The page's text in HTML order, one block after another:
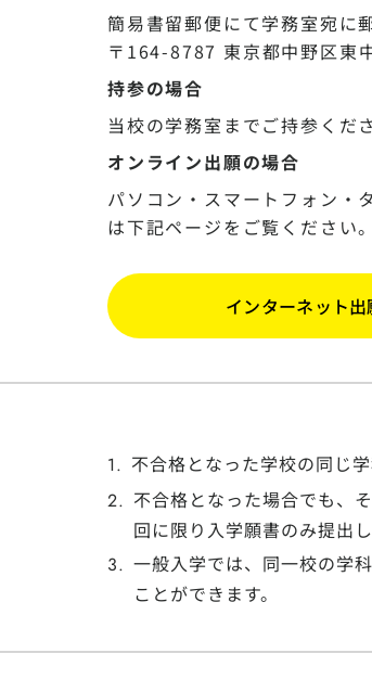
簡易書留郵便にて学務室宛に
〒164-8787 東京都中野区東
持参の場合
当校の学務室までご持参くださ
オンライン出願の場合
パソコン・スマートフォン・
は下記ページをご覧ください。
インターネット
不合格となった学校の同じ
不合格となった場合でも、
回に限り入学願書のみ提出
一般入学では、同一校の学
ことができます。